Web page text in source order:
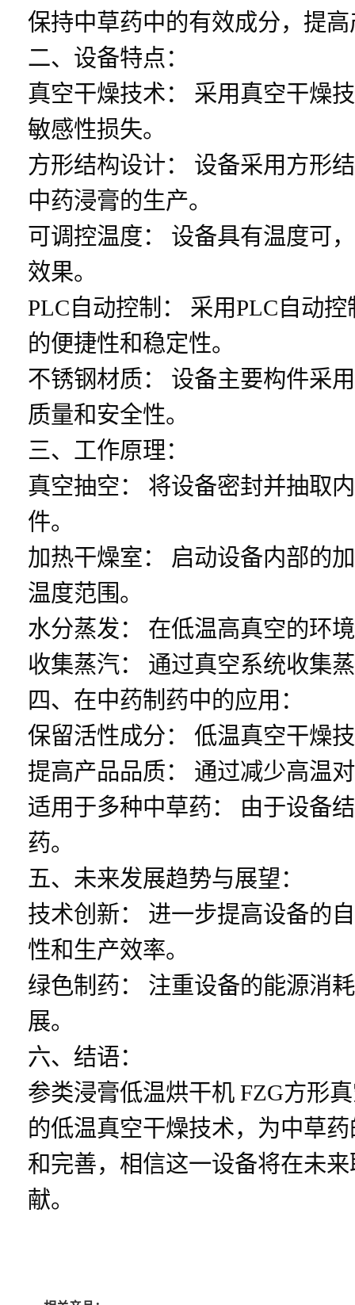
保持中草药中的有效成分，提
二、设备特点：
真空干燥技术： 采用真空干燥
敏感性损失。
方形结构设计： 设备采用方形
中药浸膏的生产。
可调控温度： 设备具有温度可
效果。
PLC自动控制： 采用PLC自动
的便捷性和稳定性。
不锈钢材质： 设备主要构件采
质量和安全性。
三、工作原理：
真空抽空： 将设备密封并抽取
件。
加热干燥室： 启动设备内部的
温度范围。
水分蒸发： 在低温高真空的环
收集蒸汽： 通过真空系统收集
四、在中药制药中的应用：
保留活性成分： 低温真空干燥
提高产品品质： 通过减少高温
适用于多种中草药： 由于设备
药。
五、未来发展趋势与展望：
技术创新： 进一步提高设备的
性和生产效率。
绿色制药： 注重设备的能源消
展。
六、结语：
参类浸膏低温烘干机 FZG方形
的低温真空干燥技术，为中草
和完善，相信这一设备将在未
献。